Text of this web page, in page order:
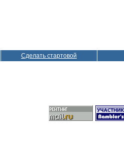
Сделать стартовой